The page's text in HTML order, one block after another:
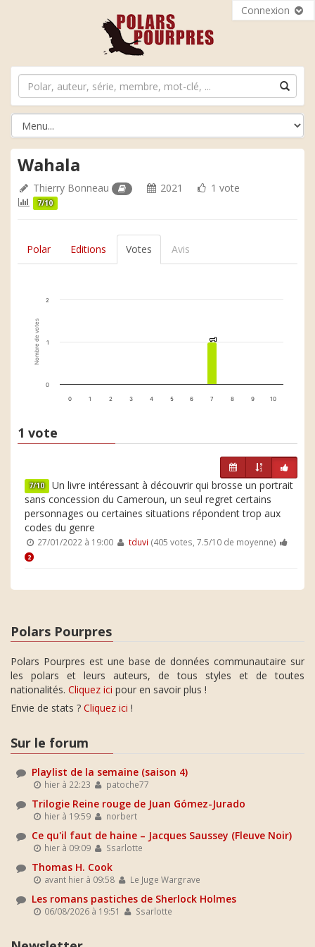
Connexion
Wahala
Thierry Bonneau 2021 1 vote
7/10
Polar Editions Votes Avis
Nombre de votes 1
1
0 1 2 3 4 5 6 7 8 9 10
0
1
2
1 vote
7/10 Un livre intéressant à découvrir qui brosse un portrait
sans concession du Cameroun, un seul regret certains
personnages ou certaines situations répondent trop aux
codes du genre
27/01/2022 à 19:00 tduvi (405 votes, 7.5/10 de moyenne)
2
Polars Pourpres
Polars Pourpres est une base de données communautaire sur
les polars et leurs auteurs, de tous styles et de toutes
nationalités. Cliquez ici pour en savoir plus !
Envie de stats ? Cliquez ici !
Sur le forum
Playlist de la semaine (saison 4)
hier à 22:23 patoche77
Trilogie Reine rouge de Juan Gómez-Jurado
hier à 19:59 norbert
Ce qu'il faut de haine – Jacques Saussey (Fleuve Noir)
hier à 09:09 Ssarlotte
Thomas H. Cook
avant hier à 09:58 Le Juge Wargrave
Les romans pastiches de Sherlock Holmes
06/08/2026 à 19:51 Ssarlotte